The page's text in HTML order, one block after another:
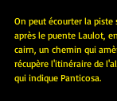
On peut écourter la
après le puente Laulot,
cairn, un chemin qui
récupère l'itinéraire de
qui indique Panticosa.